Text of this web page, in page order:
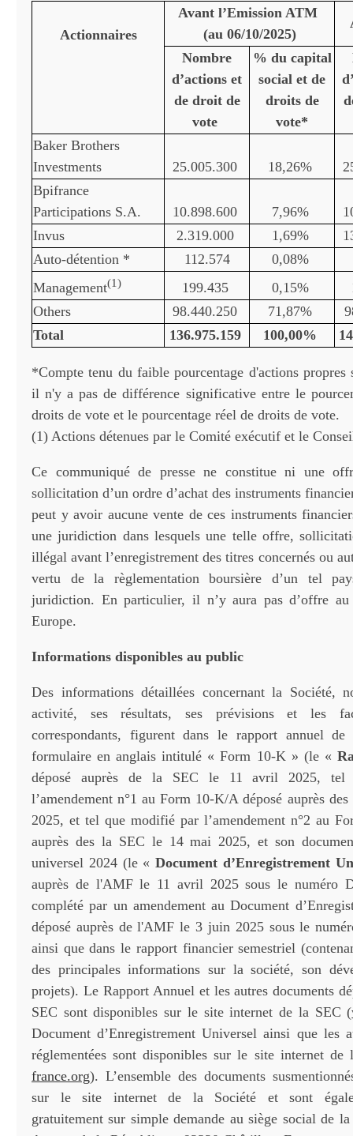
Actionnaires
Avant l’Emission ATM
(au 06/10/2025)
Nombre
d’actions et
de droit de
vote
% du capital
social et de
droits de
vote*
Baker Brothers
Investments
25.005.300 18,26%
Bpifrance
Participations S.A.
10.898.600 7,96%
Invus
2.319.000 1,69%
Auto-détention *
112.574 0,08%
Management(1) 199.435 0,15%
Others
98.440.250 71,87%
Total
136.975.159 100,00%
*Compte tenu du faible pourcentage d'actions propres
il n'y a pas de différence significative entre le
droits de vote et le pourcentage réel de droits de vote.
(1) Actions détenues par le Comité exécutif et le
Ce communiqué de presse ne constitue ni une
sollicitation d’un ordre d’achat des instruments
peut y avoir aucune vente de ces instruments
une juridiction dans lesquels une telle offre,
illégal avant l’enregistrement des titres concernés ou
vertu de la règlementation boursière d’un tel
juridiction. En particulier, il n’y aura pas d’offre
Europe.
Informations disponibles au public
Des informations détaillées concernant la Société,
activité, ses résultats, ses prévisions et les
correspondants, figurent dans le rapport annuel
formulaire en anglais intitulé « Form 10-K » (le «
déposé auprès de la SEC le 11 avril 2025, tel
l’amendement n°1 au Form 10-K/A déposé auprès
2025, et tel que modifié par l’amendement n°2 au
auprès des la SEC le 14 mai 2025, et son
universel 2024 (le « Document d’Enregistrement
auprès de l'AMF le 11 avril 2025 sous le numéro
complété par un amendement au Document
déposé auprès de l'AMF le 3 juin 2025 sous le
ainsi que dans le rapport financier semestriel
des principales informations sur la société, son
projets). Le Rapport Annuel et les autres documents
SEC sont disponibles sur le site internet de la SEC (
Document d’Enregistrement Universel ainsi que les
réglementées sont disponibles sur le site internet
france.org). L’ensemble des documents
sur le site internet de la Société et sont
gratuitement sur simple demande au siège social de